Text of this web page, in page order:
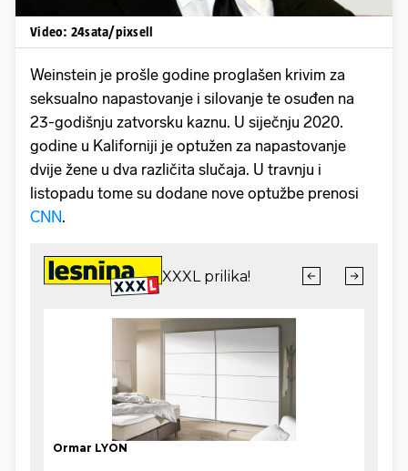
Video: 24sata/pixsell
Weinstein je prošle godine proglašen krivim za
seksualno napastovanje i silovanje te osuđen na
23-godišnju zatvorsku kaznu. U siječnju 2020.
godine u Kaliforniji je optužen za napastovanje
dvije žene u dva različita slučaja. U travnju i
listopadu tome su dodane nove optužbe prenosi
CNN.